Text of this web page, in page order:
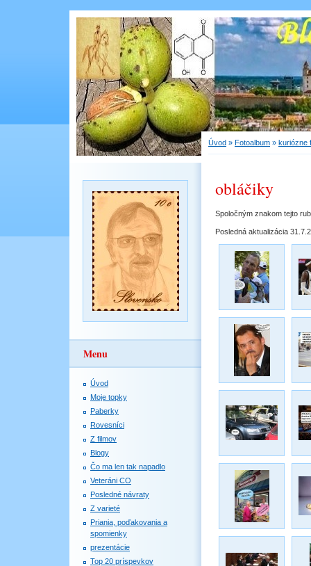
Menu
Úvod
Moje topky
Paberky
Rovesníci
Z filmov
Blogy
Čo ma len tak napadlo
Veteráni CO
Posledné návraty
Z varieté
Priania, poďakovania a
spomienky
prezentácie
Top 20 príspevkov
Úvod » Fotoalbum » kuriózne
obláčiky
Spoločným znakom tejto
Posledná aktualizácia